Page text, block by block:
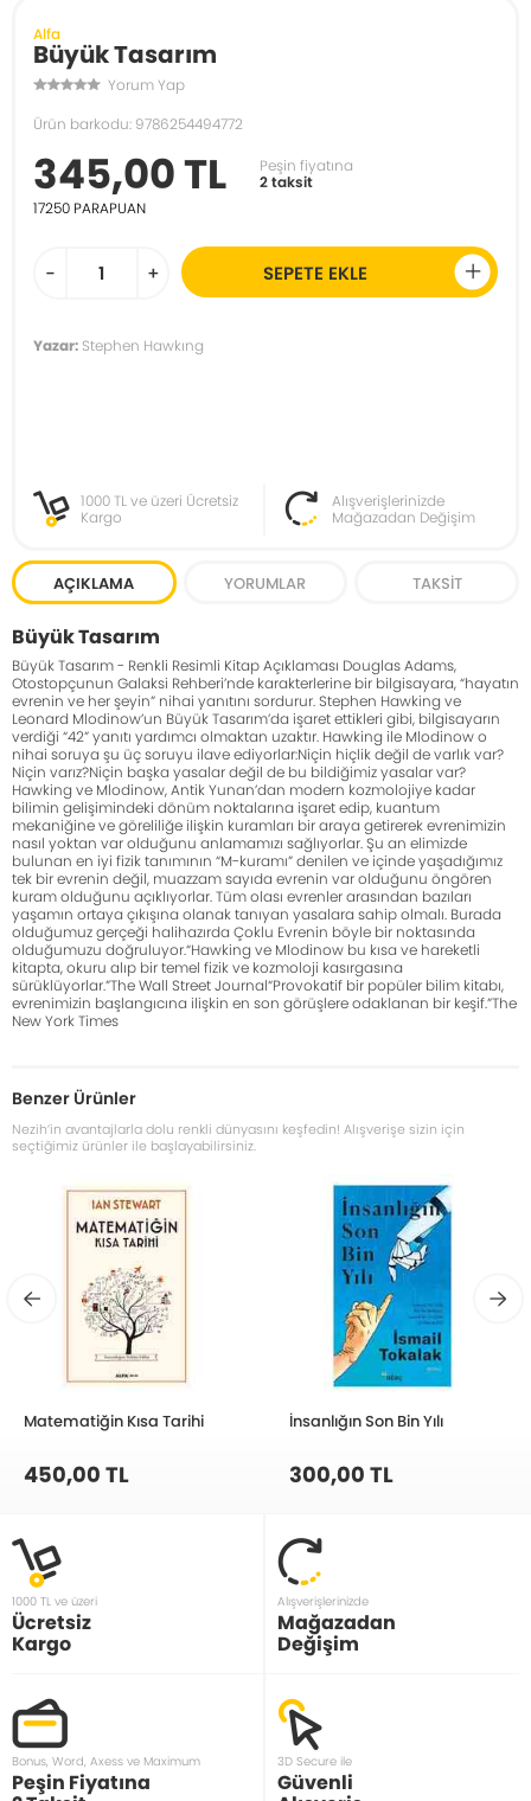
Alfa
Büyük Tasarım
Yorum Yap
Ürün barkodu: 9786254494772
345,00 TL
Peşin fiyatına
2 taksit
17250 PARAPUAN
- + SEPETE EKLE
Yazar: Stephen Hawkıng
1000 TL ve üzeri Ücretsiz
Kargo
Alışverişlerinizde
Mağazadan Değişim
AÇIKLAMA YORUMLAR TAKSIT
Büyük Tasarım
Büyük Tasarım - Renkli Resimli Kitap Açıklaması Douglas Adams,
Otostopçunun Galaksi Rehberi’nde karakterlerine bir bilgisayara, “hayatın
evrenin ve her şeyin” nihai yanıtını sordurur. Stephen Hawking ve
Leonard Mlodinow’un Büyük Tasarım’da işaret ettikleri gibi, bilgisayarın
verdiği “42” yanıtı yardımcı olmaktan uzaktır. Hawking ile Mlodinow o
nihai soruya şu üç soruyu ilave ediyorlar:Niçin hiçlik değil de varlık var?
Niçin varız?Niçin başka yasalar değil de bu bildiğimiz yasalar var?
Hawking ve Mlodinow, Antik Yunan’dan modern kozmolojiye kadar
bilimin gelişimindeki dönüm noktalarına işaret edip, kuantum
mekaniğine ve göreliliğe ilişkin kuramları bir araya getirerek evrenimizin
nasıl yoktan var olduğunu anlamamızı sağlıyorlar. Şu an elimizde
bulunan en iyi fizik tanımının “M-kuramı” denilen ve içinde yaşadığımız
tek bir evrenin değil, muazzam sayıda evrenin var olduğunu öngören
kuram olduğunu açıklıyorlar. Tüm olası evrenler arasından bazıları
yaşamın ortaya çıkışına olanak tanıyan yasalara sahip olmalı. Burada
olduğumuz gerçeği halihazırda Çoklu Evrenin böyle bir noktasında
olduğumuzu doğruluyor.“Hawking ve Mlodinow bu kısa ve hareketli
kitapta, okuru alıp bir temel fizik ve kozmoloji kasırgasına
sürüklüyorlar.”The Wall Street Journal“Provokatif bir popüler bilim kitabı,
evrenimizin başlangıcına ilişkin en son görüşlere odaklanan bir keşif.”The
New York Times
Benzer Ürünler
Nezih’in avantajlarla dolu renkli dünyasını keşfedin! Alışverişe sizin için
seçtiğimiz ürünler ile başlayabilirsiniz.
Matematiğin Kısa Tarihi
450,00 TL
İnsanlığın Son Bin Yılı
300,00 TL
1000 TL ve üzeri
Ücretsiz
Kargo
Alışverişlerinizde
Mağazadan
Değişim
Bonus, Word, Axess ve Maximum
Peşin Fiyatına
3D Secure ile
Güvenli